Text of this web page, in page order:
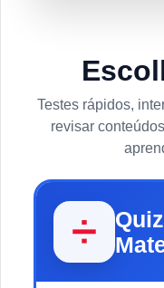
Testes rápidos,
revisar
➗